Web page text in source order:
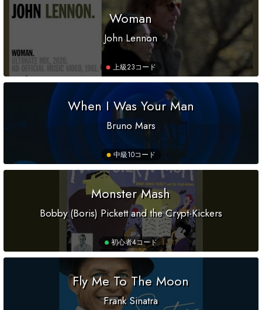
Woman
John Lennon
上級23コード
When I Was Your Man
Bruno Mars
中級10コード
Monster Mash
Bobby (Boris) Pickett and the Crypt-Kickers
初心者4コード
Fly Me To The Moon
Frank Sinatra